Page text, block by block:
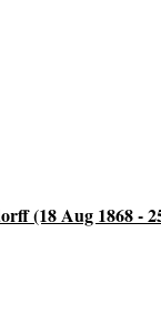
(18 Aug 1868 -